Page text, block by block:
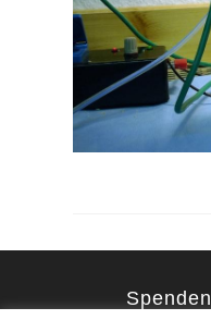
Spenden